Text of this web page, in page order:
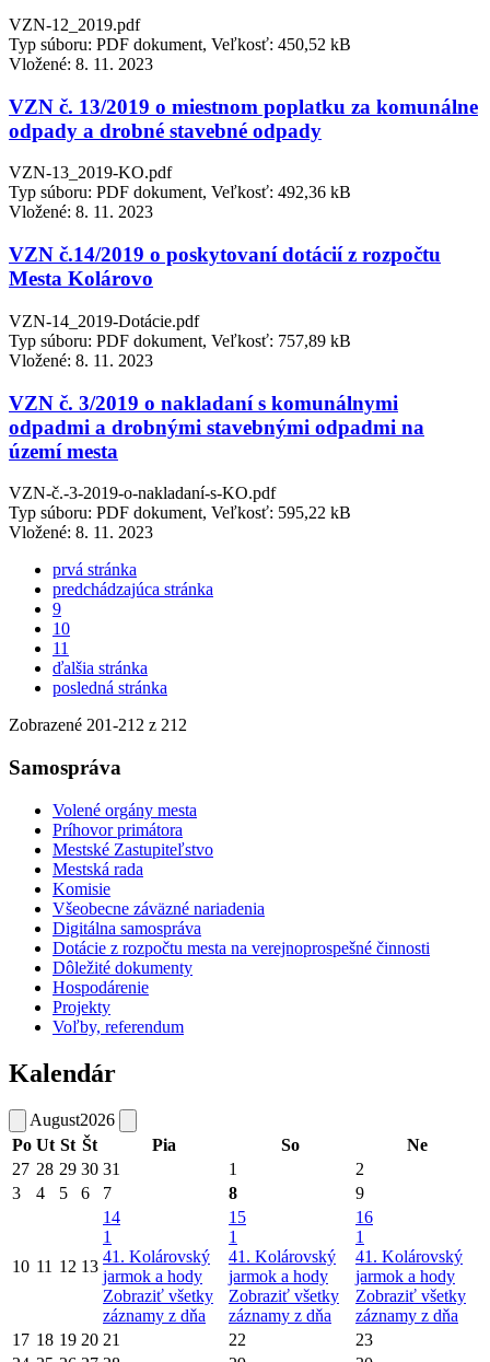
VZN-12_2019.pdf
Typ súboru: PDF dokument, Veľkosť: 450,52 kB
Vložené: 8. 11. 2023
VZN č. 13/2019 o miestnom poplatku za komunálne
odpady a drobné stavebné odpady
VZN-13_2019-KO.pdf
Typ súboru: PDF dokument, Veľkosť: 492,36 kB
Vložené: 8. 11. 2023
VZN č.14/2019 o poskytovaní dotácií z rozpočtu
Mesta Kolárovo
VZN-14_2019-Dotácie.pdf
Typ súboru: PDF dokument, Veľkosť: 757,89 kB
Vložené: 8. 11. 2023
VZN č. 3/2019 o nakladaní s komunálnymi
odpadmi a drobnými stavebnými odpadmi na
území mesta
VZN-č.-3-2019-o-nakladaní-s-KO.pdf
Typ súboru: PDF dokument, Veľkosť: 595,22 kB
Vložené: 8. 11. 2023
prvá stránka
predchádzajúca stránka
9
10
11
ďalšia stránka
posledná stránka
Zobrazené 201-212 z 212
Samospráva
Volené orgány mesta
Príhovor primátora
Mestské Zastupiteľstvo
Mestská rada
Komisie
Všeobecne záväzné nariadenia
Digitálna samospráva
Dotácie z rozpočtu mesta na verejnoprospešné činnosti
Dôležité dokumenty
Hospodárenie
Projekty
Voľby, referendum
Kalendár
August2026
Po Ut St Št Pia So
Ne
27 28 29 30 31 1
2
3
4 5 6 7 8 9
10 11 12 13
14
1
41. Kolárovský
jarmok a hody
Zobraziť všetky
záznamy z dňa
15
1
41. Kolárovský
jarmok a hody
Zobraziť všetky
záznamy z dňa
16
1
41. Kolárovský
jarmok a hody
Zobraziť všetky
záznamy z dňa
17 18 19 20 21 22
23